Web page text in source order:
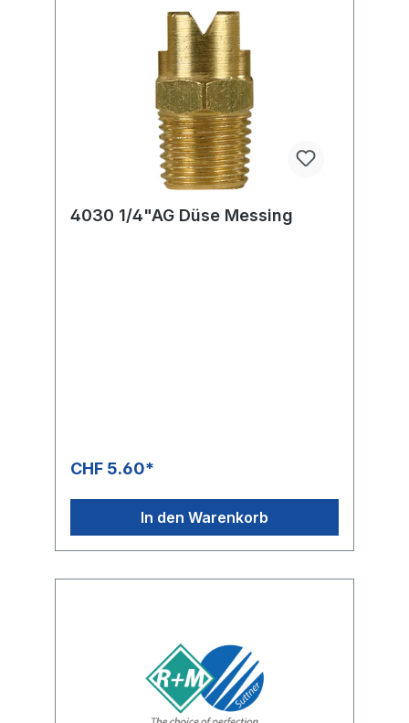
4030 1/4"AG Düse Messing
CHF 5.60*
In den Warenkorb